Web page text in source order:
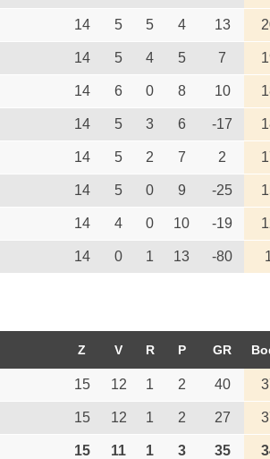
14 5 5 4 13
14 5 4 5 7
14 6 0 8 10
14 5 3 6 -17
14 5 2 7 2
14 5 0 9 -25
14 4 0 10 -19
14 0 1 13 -80
Z V R P GR
15 12 1 2 40
15 12 1 2 27
15 11 1 3 35